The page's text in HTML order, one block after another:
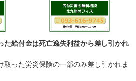
た給付金は死亡逸失利益から差し引かれ
取った労災保険の一部のみ差し引かれま